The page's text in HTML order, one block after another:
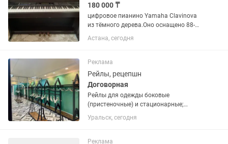
180 000 ₸
цифровое пианино Yamaha Clavinova
из тёмного дерева.Оно оснащено 88-
клавишной взвешенной клавиатурой,
большой верхней панелью управления
дисплеем, а также откидной...
Астана, сегодня
Реклама
Рейлы, рецепшн
Договорная
Рейлы для одежды боковые
(пристеночные) и стационарные;
стойка-ресепшн. Рейлы дизайнерские
подойдут для верхней одежды:
укрепление.
Уральск, сегодня
Реклама